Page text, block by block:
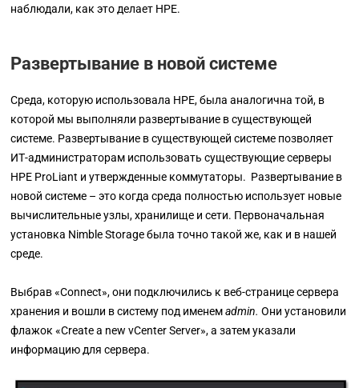
наблюдали, как это делает HPE.
Развертывание в новой системе
Среда, которую использовала HPE, была аналогична той, в
которой мы выполняли развертывание в существующей
системе. Развертывание в существующей системе позволяет
ИТ-администраторам использовать существующие серверы
HPE ProLiant и утвержденные коммутаторы. Развертывание в
новой системе – это когда среда полностью использует новые
вычислительные узлы, хранилище и сети. Первоначальная
установка Nimble Storage была точно такой же, как и в нашей
среде.
Выбрав«Connect», они подключились к веб-странице сервера
хранения и вошли в систему под именемadmin. Они установили
флажок«Create a new vCenter Server»,а затем указали
информацию для сервера.